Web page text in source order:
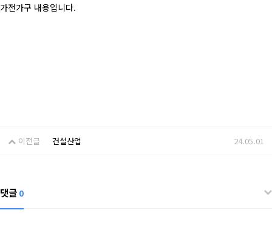
가전가구 내용입니다.
이전글 건설산업 24.05.01
댓글 0